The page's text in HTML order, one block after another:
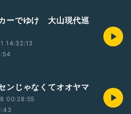
ーでゆけ 大山現代巡
14:32:13
ンじゃなくてオオヤマ
00:28:55